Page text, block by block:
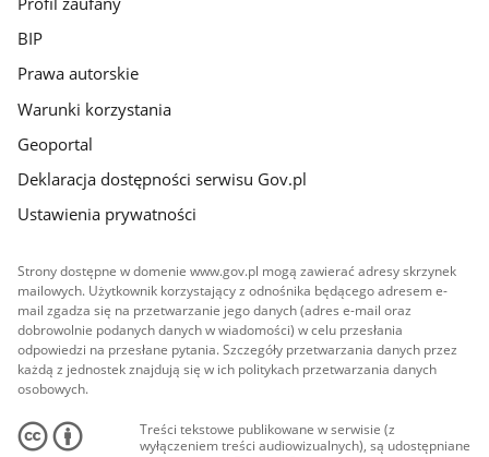
BIP
Prawa autorskie
Warunki korzystania
Geoportal
Deklaracja dostępności serwisu Gov.pl
Ustawienia prywatności
Strony dostępne w domenie www.gov.pl mogą zawierać adresy skrzynek
mailowych. Użytkownik korzystający z odnośnika będącego adresem e-
mail zgadza się na przetwarzanie jego danych (adres e-mail oraz
dobrowolnie podanych danych w wiadomości) w celu przesłania
odpowiedzi na przesłane pytania. Szczegóły przetwarzania danych przez
każdą z jednostek znajdują się w ich politykach przetwarzania danych
osobowych.
Treści tekstowe publikowane w serwisie (z
wyłączeniem treści audiowizualnych), są udostępniane